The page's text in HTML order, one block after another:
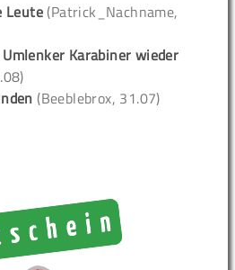
Leute (Patrick_Nachname,
Karabiner wieder
(Beeblebrox, 31.07)